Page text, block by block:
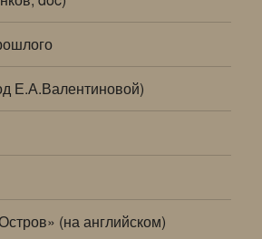
Е.А.Валентиновой)
(на английском)